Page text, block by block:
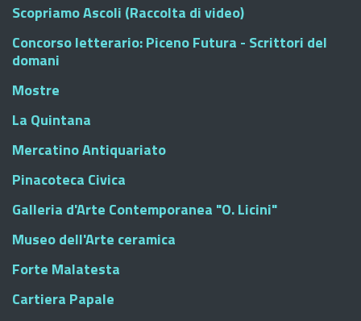
Scopriamo Ascoli (Raccolta di video)
Concorso letterario: Piceno Futura - Scrittori del
domani
Mostre
La Quintana
Mercatino Antiquariato
Pinacoteca Civica
Galleria d'Arte Contemporanea "O. Licini"
Museo dell'Arte ceramica
Forte Malatesta
Cartiera Papale